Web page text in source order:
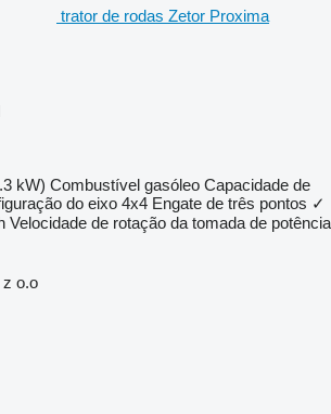
trator de rodas Zetor Proxima
kW) Combustível gasóleo Capacidade de
do eixo 4x4 Engate de três pontos ✓
Velocidade de rotação da tomada de potência
o.o